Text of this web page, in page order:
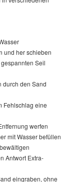
und her schieben
Seil
durch den Sand
Fehlschlag eine
werfen
mit Wasser befüllen
Antwort Extra-
eingraben, ohne